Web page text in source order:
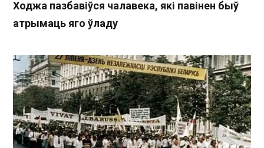
Ходжа пазбавіўся чалавека, які павінен быў
атрымаць яго ўладу